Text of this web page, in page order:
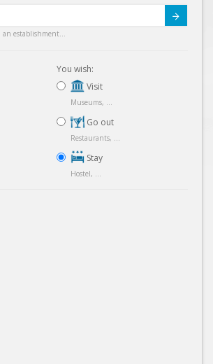
an establishment...
You wish:
Visit
Museums, ...
Go out
Restaurants, ...
Stay
Hostel, ...